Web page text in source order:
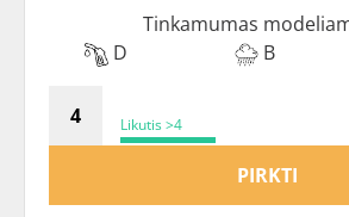
Tinkamumas
D
B
Likutis >4
PIRKTI